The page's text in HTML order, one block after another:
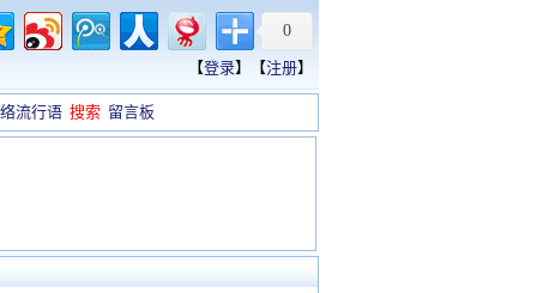
0
【登录】【注册】
流行语 搜索 留言板